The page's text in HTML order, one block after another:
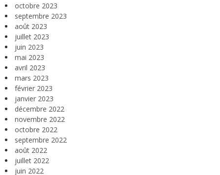
octobre 2023
septembre 2023
août 2023
juillet 2023
juin 2023
mai 2023
avril 2023
mars 2023
février 2023
janvier 2023
décembre 2022
novembre 2022
octobre 2022
septembre 2022
août 2022
juillet 2022
juin 2022